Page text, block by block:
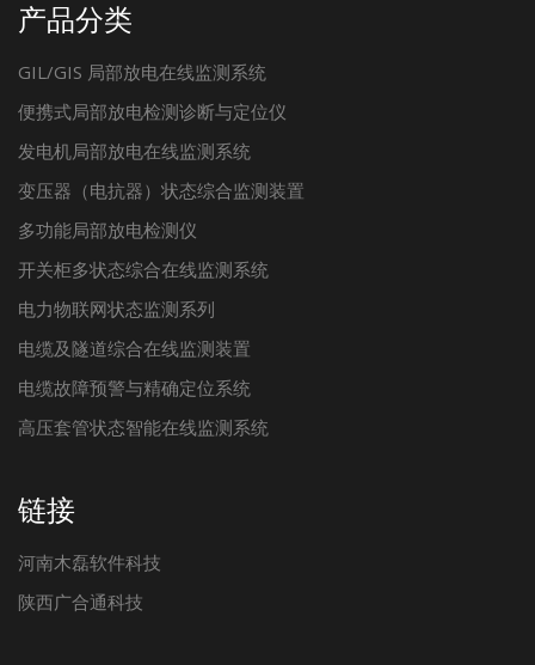
产品分类
GIL/GIS 局部放电在线监测系统
便携式局部放电检测诊断与定位仪
发电机局部放电在线监测系统
变压器（电抗器）状态综合监测装置
多功能局部放电检测仪
开关柜多状态综合在线监测系统
电力物联网状态监测系列
电缆及隧道综合在线监测装置
电缆故障预警与精确定位系统
高压套管状态智能在线监测系统
链接
河南木磊软件科技
陕西广合通科技